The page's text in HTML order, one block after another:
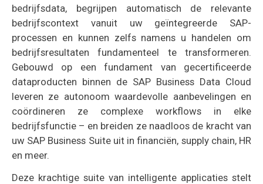
bedrijfsdata, begrijpen automatisch de relevante
bedrijfscontext vanuit uw geïntegreerde SAP-
processen en kunnen zelfs namens u handelen om
bedrijfsresultaten fundamenteel te transformeren.
Gebouwd op een fundament van gecertificeerde
dataproducten binnen de SAP Business Data Cloud
leveren ze autonoom waardevolle aanbevelingen en
coördineren ze complexe workflows in elke
bedrijfsfunctie – en breiden ze naadloos de kracht van
uw SAP Business Suite uit in financiën, supply chain, HR
en meer.
Deze krachtige suite van intelligente applicaties stelt